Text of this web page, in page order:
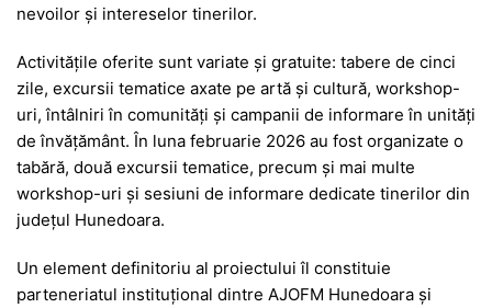
nevoilor și intereselor tinerilor.
Activitățile oferite sunt variate și gratuite: tabere de cinci
zile, excursii tematice axate pe artă și cultură, workshop-
uri, întâlniri în comunități și campanii de informare în unități
de învățământ. În luna februarie 2026 au fost organizate o
tabără, două excursii tematice, precum și mai multe
workshop-uri și sesiuni de informare dedicate tinerilor din
județul Hunedoara.
Un element definitoriu al proiectului îl constituie
parteneriatul instituțional dintre AJOFM Hunedoara și